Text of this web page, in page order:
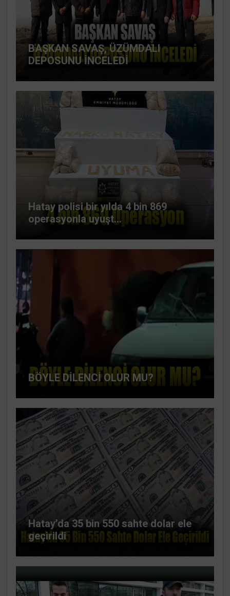
BAŞKAN SAVAŞ, ÜZÜMDALI
DEPOSUNU İNCELEDİ
Hatay polisi bir yılda 4 bin 869
operasyonla uyuşt...
BÖYLE DİLENCİ OLUR MU?
Hatay’da 35 bin 550 sahte dolar ele
geçirildi